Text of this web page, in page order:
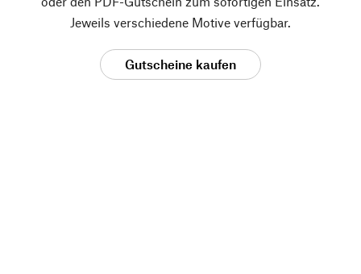
Jeweils verschiedene Motive verfügbar.
Gutscheine kaufen